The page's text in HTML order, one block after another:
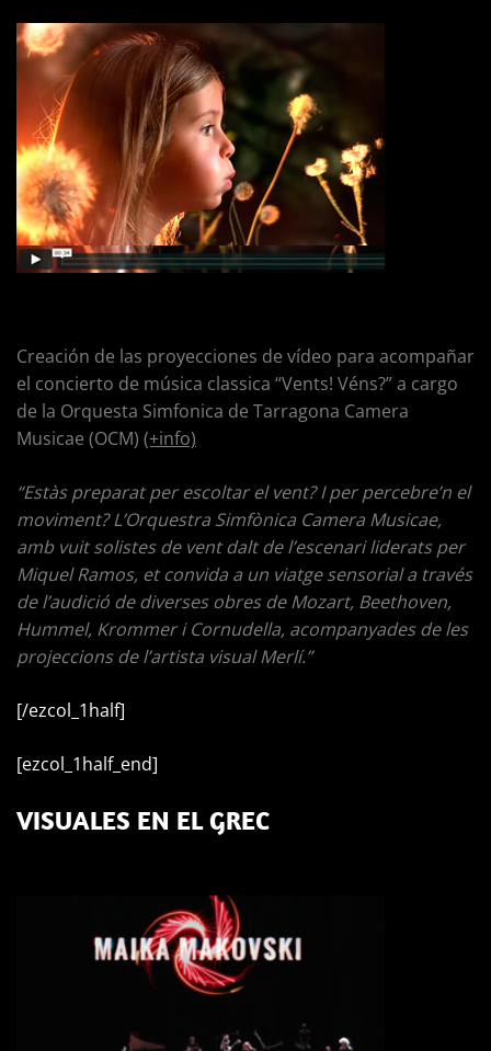
Creación de las proyecciones de vídeo para acompañar
el concierto de música classica “Vents! Véns?” a cargo
de la Orquesta Simfonica de Tarragona Camera
Musicae (OCM) (+info)
“Estàs preparat per escoltar el vent? I per percebre’n el
moviment? L’Orquestra Simfònica Camera Musicae,
amb vuit solistes de vent dalt de l’escenari liderats per
Miquel Ramos, et convida a un viatge sensorial a través
de l’audició de diverses obres de Mozart, Beethoven,
Hummel, Krommer i Cornudella, acompanyades de les
projeccions de l’artista visual Merlí.”
[/ezcol_1half]
[ezcol_1half_end]
VISUALES EN EL GREC